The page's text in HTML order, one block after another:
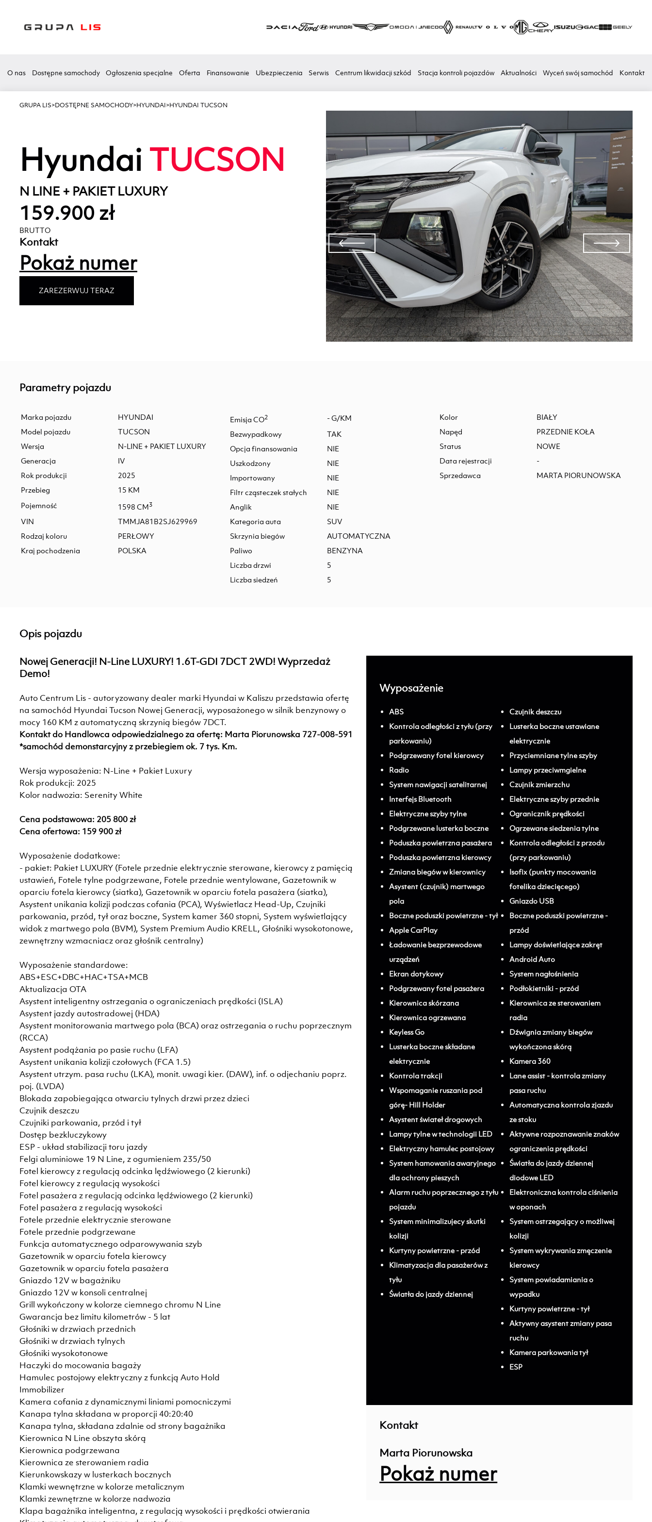
O nas Dostępne samochody Ogłoszenia specjalne Oferta Finansowanie Ubezpieczenia Serwis Centrum likwidacji szkód Stacja kontroli pojazdów Aktualności Wyceń swój samochód Kontakt
GRUPA LIS>DOSTĘPNE SAMOCHODY>HYUNDAI>HYUNDAI TUCSON
Hyundai TUCSON
N LINE + PAKIET LUXURY
159.900 zł
BRUTTO
Kontakt
Pokaż numer
ZAREZERWUJ TERAZ
Parametry pojazdu
Marka pojazdu
HYUNDAI
Model pojazdu
TUCSON
Wersja
N-LINE + PAKIET LUXURY
Generacja
IV
Rok produkcji
2025
Przebieg
15 KM
Pojemność
1598 CM3
VIN
TMMJA81B2SJ629969
Rodzaj koloru
PERŁOWY
Kraj pochodzenia
POLSKA
Emisja CO2
- G/KM
Bezwypadkowy
TAK
Opcja finansowania
NIE
Uszkodzony
NIE
Importowany
NIE
Filtr cząsteczek stałych
NIE
Anglik
NIE
Kategoria auta
SUV
Skrzynia biegów
AUTOMATYCZNA
Paliwo
BENZYNA
Liczba drzwi
5
Liczba siedzeń
5
Kolor
BIAŁY
Napęd
PRZEDNIE KOŁA
Status
NOWE
Data rejestracji
-
Sprzedawca
MARTA PIORUNOWSKA
Opis pojazdu
Nowej Generacji! N-Line LUXURY! 1.6T-GDI 7DCT 2WD! Wyprzedaż
Demo!
Auto Centrum Lis - autoryzowany dealer marki Hyundai w Kaliszu przedstawia ofertę
na samochód Hyundai Tucson Nowej Generacji, wyposażonego w silnik benzynowy o
mocy 160 KM z automatyczną skrzynią biegów 7DCT.
Kontakt do Handlowca odpowiedzialnego za ofertę: Marta Piorunowska 727-008-591
*samochód demonstarcyjny z przebiegiem ok. 7 tys. Km.
Wersja wyposażenia: N-Line + Pakiet Luxury
Rok produkcji: 2025
Kolor nadwozia: Serenity White
Cena podstawowa: 205 800 zł
Cena ofertowa: 159 900 zł
Wyposażenie dodatkowe:
- pakiet: Pakiet LUXURY (Fotele przednie elektrycznie sterowane, kierowcy z pamięcią
ustawień, Fotele tylne podgrzewane, Fotele przednie wentylowane, Gazetownik w
oparciu fotela kierowcy (siatka), Gazetownik w oparciu fotela pasażera (siatka),
Asystent unikania kolizji podczas cofania (PCA), Wyświetlacz Head-Up, Czujniki
parkowania, przód, tył oraz boczne, System kamer 360 stopni, System wyświetlający
widok z martwego pola (BVM), System Premium Audio KRELL, Głośniki wysokotonowe,
zewnętrzny wzmacniacz oraz głośnik centralny)
Wyposażenie standardowe:
ABS+ESC+DBC+HAC+TSA+MCB
Aktualizacja OTA
Asystent inteligentny ostrzegania o ograniczeniach prędkości (ISLA)
Asystent jazdy autostradowej (HDA)
Asystent monitorowania martwego pola (BCA) oraz ostrzegania o ruchu poprzecznym
(RCCA)
Asystent podążania po pasie ruchu (LFA)
Asystent unikania kolizji czołowych (FCA 1.5)
Asystent utrzym. pasa ruchu (LKA), monit. uwagi kier. (DAW), inf. o odjechaniu poprz.
poj. (LVDA)
Blokada zapobiegająca otwarciu tylnych drzwi przez dzieci
Czujnik deszczu
Czujniki parkowania, przód i tył
Dostęp bezkluczykowy
ESP - układ stabilizacji toru jazdy
Felgi aluminiowe 19 N Line, z ogumieniem 235/50
Fotel kierowcy z regulacją odcinka lędźwiowego (2 kierunki)
Fotel kierowcy z regulacją wysokości
Fotel pasażera z regulacją odcinka lędźwiowego (2 kierunki)
Fotel pasażera z regulacją wysokości
Fotele przednie elektrycznie sterowane
Fotele przednie podgrzewane
Funkcja automatycznego odparowywania szyb
Gazetownik w oparciu fotela kierowcy
Gazetownik w oparciu fotela pasażera
Gniazdo 12V w bagażniku
Gniazdo 12V w konsoli centralnej
Grill wykończony w kolorze ciemnego chromu N Line
Gwarancja bez limitu kilometrów - 5 lat
Głośniki w drzwiach przednich
Głośniki w drzwiach tylnych
Głośniki wysokotonowe
Haczyki do mocowania bagaży
Hamulec postojowy elektryczny z funkcją Auto Hold
Immobilizer
Kamera cofania z dynamicznymi liniami pomocniczymi
Kanapa tylna składana w proporcji 40:20:40
Kanapa tylna, składana zdalnie od strony bagażnika
Kierownica N Line obszyta skórą
Kierownica podgrzewana
Kierownica ze sterowaniem radia
Kierunkowskazy w lusterkach bocznych
Klamki wewnętrzne w kolorze metalicznym
Klamki zewnętrzne w kolorze nadwozia
Klapa bagażnika inteligentna, z regulacją wysokości i prędkości otwierania
Wyposażenie
ABS
Kontrola odległości z tyłu (przy
parkowaniu)
Podgrzewany fotel kierowcy
Radio
System nawigacji satelitarnej
Interfejs Bluetooth
Elektryczne szyby tylne
Podgrzewane lusterka boczne
Poduszka powietrzna pasażera
Poduszka powietrzna kierowcy
Zmiana biegów w kierownicy
Asystent (czujnik) martwego
pola
Boczne poduszki powietrzne - tył
Apple CarPlay
Ładowanie bezprzewodowe
urządzeń
Ekran dotykowy
Podgrzewany fotel pasażera
Kierownica skórzana
Kierownica ogrzewana
Keyless Go
Lusterka boczne składane
elektrycznie
Kontrola trakcji
Wspomaganie ruszania pod
górę- Hill Holder
Asystent świateł drogowych
Lampy tylne w technologii LED
Elektryczny hamulec postojowy
System hamowania awaryjnego
dla ochrony pieszych
Alarm ruchu poprzecznego z tyłu
pojazdu
System minimalizujecy skutki
kolizji
Kurtyny powietrzne - przód
Klimatyzacja dla pasażerów z
tyłu
Światła do jazdy dziennej
Czujnik deszczu
Lusterka boczne ustawiane
elektrycznie
Przyciemniane tylne szyby
Lampy przeciwmgielne
Czujnik zmierzchu
Elektryczne szyby przednie
Ogranicznik prędkości
Ogrzewane siedzenia tylne
Kontrola odległości z przodu
(przy parkowaniu)
Isofix (punkty mocowania
fotelika dziecięcego)
Gniazdo USB
Boczne poduszki powietrzne -
przód
Lampy doświetlające zakręt
Android Auto
System nagłośnienia
Podłokietniki - przód
Kierownica ze sterowaniem
radia
Dźwignia zmiany biegów
wykończona skórą
Kamera 360
Lane assist - kontrola zmiany
pasa ruchu
Automatyczna kontrola zjazdu
ze stoku
Aktywne rozpoznawanie znaków
ograniczenia prędkości
Światła do jazdy dziennej
diodowe LED
Elektroniczna kontrola ciśnienia
w oponach
System ostrzegający o możliwej
kolizji
System wykrywania zmęczenie
kierowcy
System powiadamiania o
wypadku
Kurtyny powietrzne - tył
Aktywny asystent zmiany pasa
ruchu
Kamera parkowania tył
ESP
Kontakt
Marta Piorunowska
Pokaż numer